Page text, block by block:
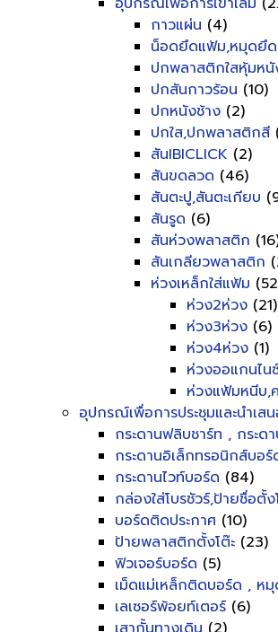
กาวแผ่น (4)
น็อดยึดแฟ้ม,หมุดยึ
ปกพลาสติกใสหุ้มห
ปกสันกาวร้อน (10)
ปกหนังช้าง (2)
ปกใส,ปกพลาสติกสี
สันIBICLICK (2)
สันขดลวด (46)
สันตะปู,สันตะเกียบ
สันรูด (6)
สันห่วงพลาสติก
สันเกลียวพลาสติก
ห่วงเหล็กใส่แฟ้ม
ห่วง2ห่วง (21)
ห่วง3ห่วง (6)
ห่วง4ห่วง (1)
ห่วงออแกนไน
ห่วงแฟ้มหนีบ,
อุปกรณ์เพื่อการประชุมและนำเส
กระดานฟลิบชาร์ท , กระด
กระดานอิเล็กทรอนิกส์บอร์
กระดานไวท์บอร์ด (84)
กล่องใส่โบรชัวร์,ป้ายชื่อตั้ง
บอร์ดติดประกาศ (10)
ป้ายพลาสติกตั้งโต๊ะ (23)
ฟิวเจอร์บอร์ด (5)
เม็ดแม่เหล็กติดบอร์ด , ห
เลเซอร์พ้อยท์เตอร์ (6)